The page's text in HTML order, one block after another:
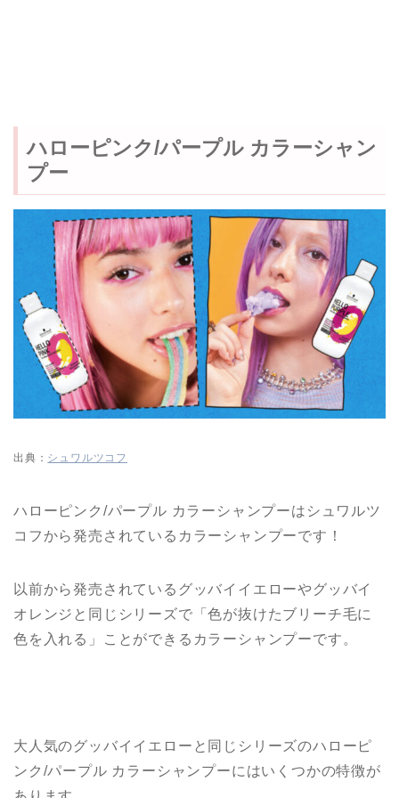
ハローピンク/パープル カラーシャン
プー
出典： シュワルツコフ
ハローピンク/パープル カラーシャンプーはシュワルツ
コフから発売されているカラーシャンプーです！
以前から発売されているグッバイイエローやグッバイ
オレンジと同じシリーズで「色が抜けたブリーチ毛に
色を入れる」ことができるカラーシャンプーです。
大人気のグッバイイエローと同じシリーズのハローピ
ンク/パープル カラーシャンプーにはいくつかの特徴が